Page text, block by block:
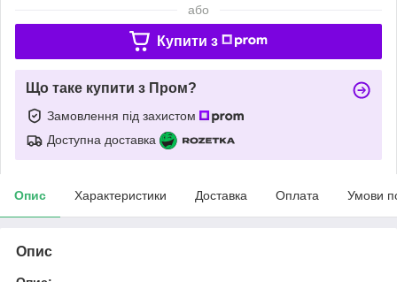
або
Купити з
Що таке купити з Пром?
Замовлення під захистом
Доступна доставка
Опис Характеристики Доставка Оплата Умови
Опис